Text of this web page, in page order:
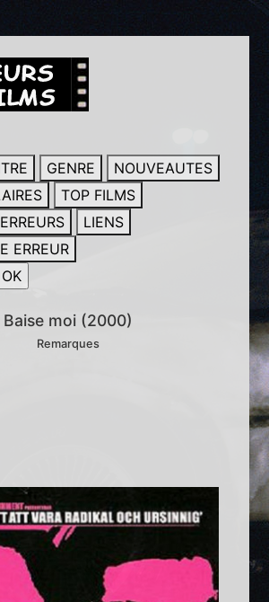
GENRE
NOUVEAUTES
TOP FILMS
LIENS
ERREUR
Baise moi (2000)
Remarques